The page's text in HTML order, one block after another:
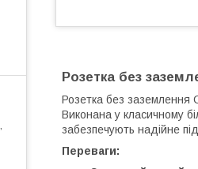
Розетка без
Розетка без заземлення
Виконана у класичному
забезпечують надійне
Переваги: